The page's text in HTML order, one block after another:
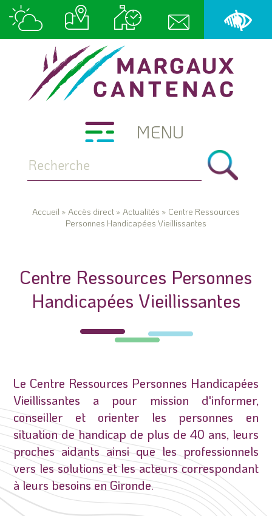
MENU
Accueil» Accès direct» Actualités » Centre Ressources
Personnes Handicapées Vieillissantes
Centre Ressources Personnes
Handicapées Vieillissantes
Le Centre Ressources Personnes Handicapées
Vieillissantes a pour mission d'informer,
conseiller et orienter les personnes en
situation de handicap de plus de 40 ans, leurs
proches aidants ainsi que les professionnels
vers les solutions et les acteurs correspondant
à leurs besoins en Gironde.